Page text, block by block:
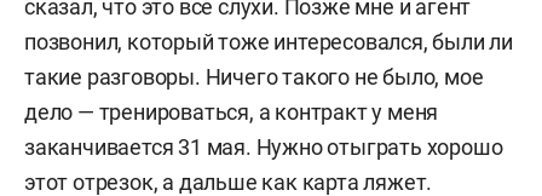
сказал, что это все слухи. Позже мне и агент
позвонил, который тоже интересовался, были ли
такие разговоры. Ничего такого не было, мое
дело — тренироваться, а контракт у меня
заканчивается 31 мая. Нужно отыграть хорошо
этот отрезок, а дальше как карта ляжет.